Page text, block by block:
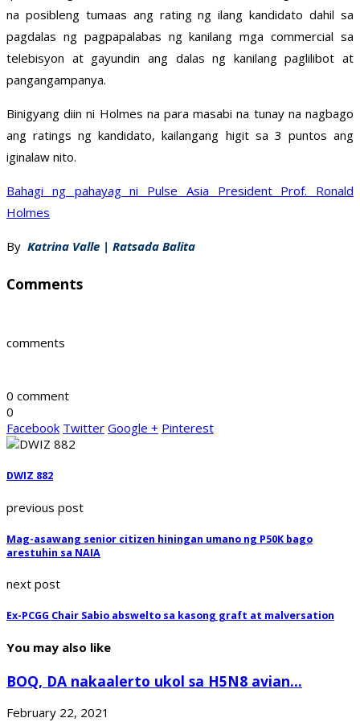
na posibleng tumaas ang rating ng ilang kandidato dahil sa
pagdalas ng pagpapalabas ng kanilang mga commercial sa
telebisyon at gayundin ang dalas ng kanilang paglilibot at
pangangampanya.
Binigyang diin ni Holmes na para masabi na tunay na nagbago
ang ratings ng kandidato, kailangang higit sa 3 puntos ang
iginalaw nito.
Bahagi ng pahayag ni Pulse Asia President Prof. Ronald
Holmes
By Katrina Valle | Ratsada Balita
Comments
comments
0 comment
0
Facebook Twitter Google + Pinterest
DWIZ 882
previous post
Mag-asawang senior citizen hiningan umano ng P50K bago
arestuhin sa NAIA
next post
Ex-PCGG Chair Sabio abswelto sa kasong graft at malversation
You may also like
BOQ, DA nakaalerto ukol sa H5N8 avian...
February 22, 2021